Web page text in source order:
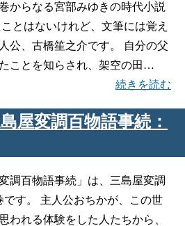
からなる宮部みゆきの時代小説
とはないけれど、文筆には覚え
公、古橋笙之介です。 自分の父
ことを知らされ、架空の田…
続きを読む
屋変調百物語事続：
調百物語事続」は、三島屋変調
す。 主人公おちかが、この世
われる体験をした人たちから、